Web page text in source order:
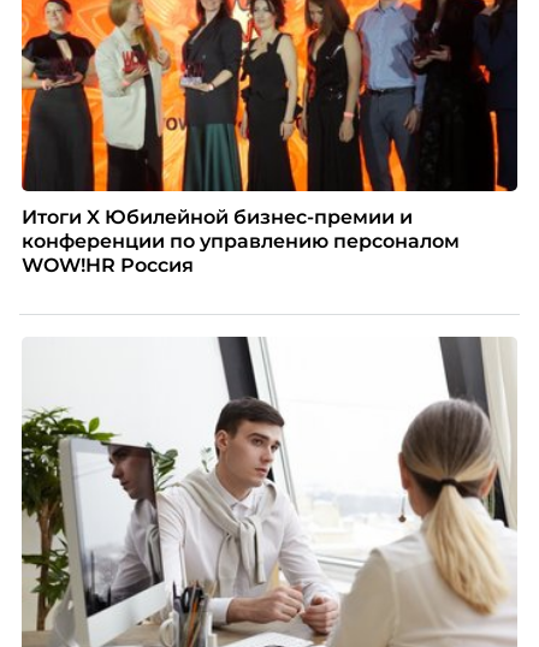
Итоги X Юбилейной бизнес-премии и
конференции по управлению персоналом
WOW!HR Россия